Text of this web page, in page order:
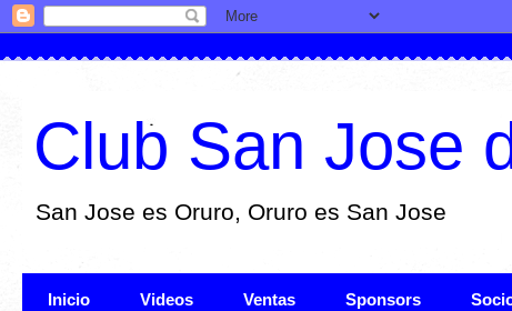
Club San Jose
San Jose es Oruro, Oruro es San Jose
Inicio Videos Ventas Sponsors